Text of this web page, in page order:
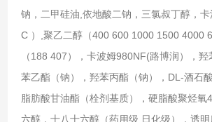
钠，二甲硅油,依地酸二钠，三氯叔丁醇，
C ）,聚乙二醇（400 600 1000 1500 4000
（188 407），卡波姆980NF(路博润），
苯乙酯（钠），羟苯丙酯（钠），DL-酒石
脂肪酸甘油酯（栓剂基质），硬脂酸聚烃氧
六醇，十八十六醇（药用级 日化级），透